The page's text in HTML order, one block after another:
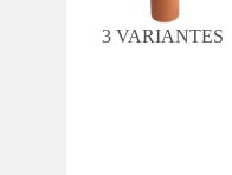
3 VARIANTES